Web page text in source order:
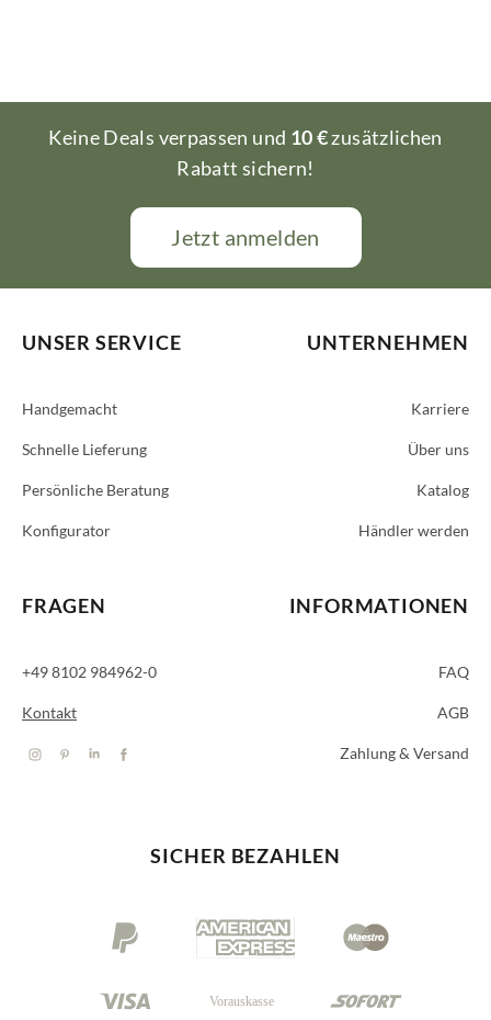
Keine Deals verpassen und 10 €zusätzlichen
Rabatt sichern!
Jetzt anmelden
UNSER SERVICE
Handgemacht
Schnelle Lieferung
Persönliche Beratung
Konfigurator
FRAGEN
+49 8102 984962-0
Kontakt
UNTERNEHMEN
Karriere
Über uns
Katalog
Händler werden
INFORMATIONEN
FAQ
AGB
Zahlung & Versand
SICHER BEZAHLEN